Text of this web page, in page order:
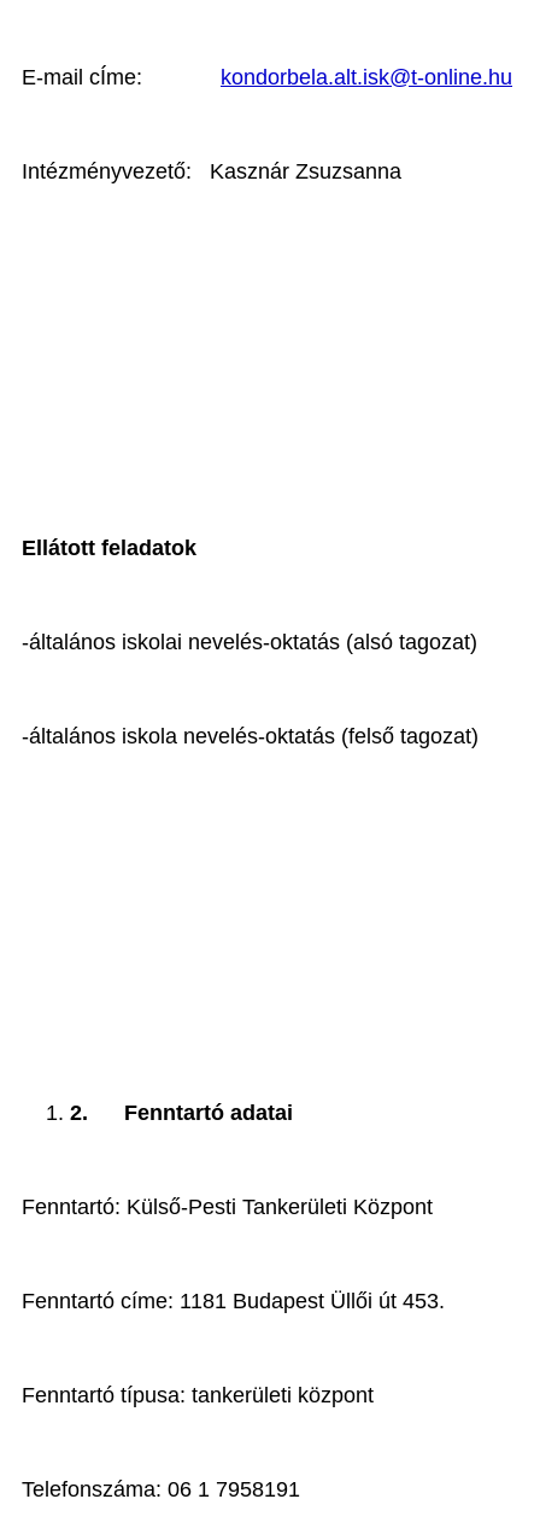
E-mail cÍme: kondorbela.alt.isk@t-online.hu
Intézményvezető: Kasznár Zsuzsanna
Ellátott feladatok
-általános iskolai nevelés-oktatás (alsó tagozat)
-általános iskola nevelés-oktatás (felső tagozat)
2. Fenntartó adatai
Fenntartó: Külső-Pesti Tankerületi Központ
Fenntartó címe: 1181 Budapest Üllői út 453.
Fenntartó típusa: tankerületi központ
Telefonszáma: 06 1 7958191